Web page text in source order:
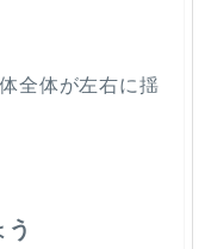
全体が左右に揺